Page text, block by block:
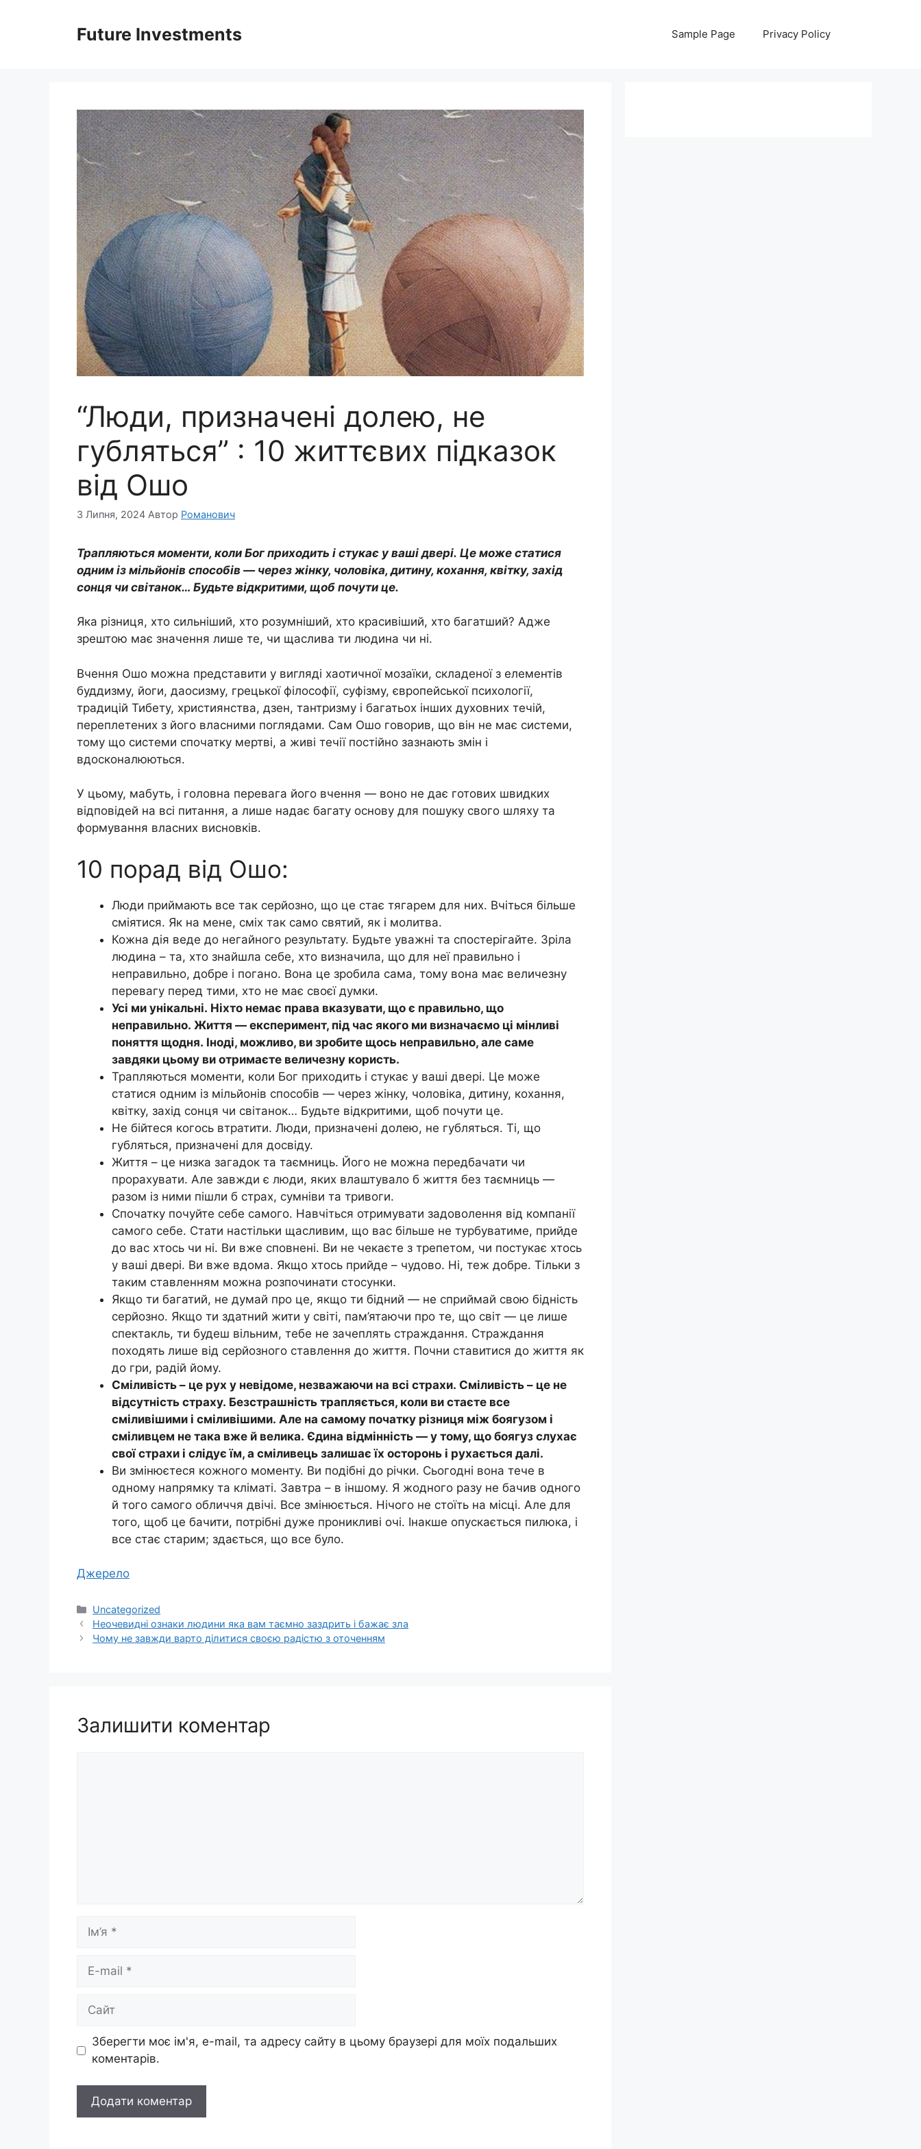
Future Investments Sample Page Privacy Policy
“Люди, призначені долею, не
губляться” : 10 життєвих підказок
від Ошо
3 Липня, 2024 Автор Романович
Трапляються моменти, коли Бог приходить і стукає у ваші двері. Це може статися
одним із мільйонів способів — через жінку, чоловіка, дитину, кохання, квітку, захід
сонця чи світанок… Будьте відкритими, щоб почути це.
Яка різниця, хто сильніший, хто розумніший, хто красивіший, хто багатший? Адже
зрештою має значення лише те, чи щаслива ти людина чи ні.
Вчення Ошо можна представити у вигляді хаотичної мозаїки, складеної з елементів
буддизму, йоги, даосизму, грецької філософії, суфізму, європейської психології,
традицій Тибету, християнства, дзен, тантризму і багатьох інших духовних течій,
переплетених з його власними поглядами. Сам Ошо говорив, що він не має системи,
тому що системи спочатку мертві, а живі течії постійно зазнають змін і
вдосконалюються.
У цьому, мабуть, і головна перевага його вчення — воно не дає готових швидких
відповідей на всі питання, а лише надає багату основу для пошуку свого шляху та
формування власних висновків.
10 порад від Ошо:
Люди приймають все так серйозно, що це стає тягарем для них. Вчіться більше
сміятися. Як на мене, сміх так само святий, як і молитва.
Кожна дія веде до негайного результату. Будьте уважні та спостерігайте. Зріла
людина – та, хто знайшла себе, хто визначила, що для неї правильно і
неправильно, добре і погано. Вона це зробила сама, тому вона має величезну
перевагу перед тими, хто не має своєї думки.
Усі ми унікальні. Ніхто немає права вказувати, що є правильно, що
неправильно. Життя — експеримент, під час якого ми визначаємо ці мінливі
поняття щодня. Іноді, можливо, ви зробите щось неправильно, але саме
завдяки цьому ви отримаєте величезну користь.
Трапляються моменти, коли Бог приходить і стукає у ваші двері. Це може
статися одним із мільйонів способів — через жінку, чоловіка, дитину, кохання,
квітку, захід сонця чи світанок… Будьте відкритими, щоб почути це.
Не бійтеся когось втратити. Люди, призначені долею, не губляться. Ті, що
губляться, призначені для досвіду.
Життя – це низка загадок та таємниць. Його не можна передбачати чи
прорахувати. Але завжди є люди, яких влаштувало б життя без таємниць —
разом із ними пішли б страх, сумніви та тривоги.
Спочатку почуйте себе самого. Навчіться отримувати задоволення від компанії
самого себе. Стати настільки щасливим, що вас більше не турбуватиме, прийде
до вас хтось чи ні. Ви вже сповнені. Ви не чекаєте з трепетом, чи постукає хтось
у ваші двері. Ви вже вдома. Якщо хтось прийде – чудово. Ні, теж добре. Тільки з
таким ставленням можна розпочинати стосунки.
Якщо ти багатий, не думай про це, якщо ти бідний — не сприймай свою бідність
серйозно. Якщо ти здатний жити у світі, пам’ятаючи про те, що світ — це лише
спектакль, ти будеш вільним, тебе не зачеплять страждання. Страждання
походять лише від серйозного ставлення до життя. Почни ставитися до життя як
до гри, радій йому.
Сміливість – це рух у невідоме, незважаючи на всі страхи. Сміливість – це не
відсутність страху. Безстрашність трапляється, коли ви стаєте все
сміливішими і сміливішими. Але на самому початку різниця між боягузом і
сміливцем не така вже й велика. Єдина відмінність — у тому, що боягуз слухає
свої страхи і слідує їм, а сміливець залишає їх осторонь і рухається далі.
Ви змінюєтеся кожного моменту. Ви подібні до річки. Сьогодні вона тече в
одному напрямку та кліматі. Завтра – в іншому. Я жодного разу не бачив одного
й того самого обличчя двічі. Все змінюється. Нічого не стоїть на місці. Але для
того, щоб це бачити, потрібні дуже проникливі очі. Інакше опускається пилюка, і
все стає старим; здається, що все було.
Джерело
Категорії
Uncategorized
Неочевидні ознаки людини яка вам таємно заздрить і бажає зла
Чому не завжди варто ділитися своєю радістю з оточенням
Залишити коментар
Ім’я
Сайт
Зберегти моє ім'я, e-mail, та адресу сайту в цьому браузері для моїх подальших
коментарів.